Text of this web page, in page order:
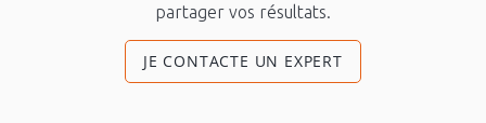
partager vos résultats.
JE CONTACTE UN EXPERT